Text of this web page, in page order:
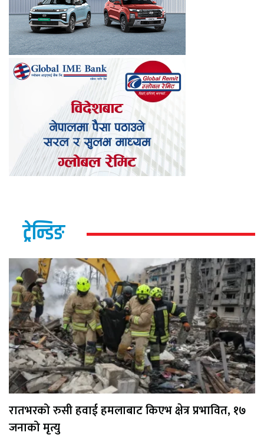
ट्रेन्डिङ
रातभरको रुसी हवाई हमलाबाट किएभ क्षेत्र प्रभावित, १७
जनाको मृत्यु